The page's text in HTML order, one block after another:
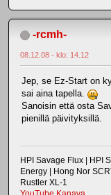
-rcmh-
08.12.08 - klo: 14.12
Jep, se Ez-Start on
sai aina tapella.
Sanoisin että osta
pienillä päivityksillä.
HPI Savage Flux | HPI
Energy | Hong Nor
Rustler XL-1